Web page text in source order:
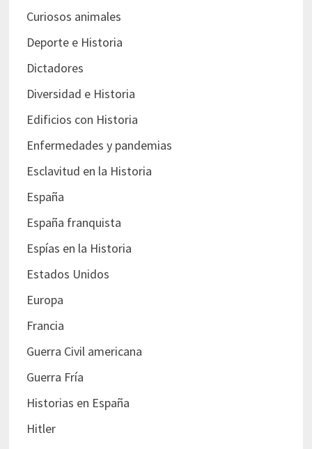
Curiosos animales
Deporte e Historia
Dictadores
Diversidad e Historia
Edificios con Historia
Enfermedades y pandemias
Esclavitud en la Historia
España
España franquista
Espías en la Historia
Estados Unidos
Europa
Francia
Guerra Civil americana
Guerra Fría
Historias en España
Hitler